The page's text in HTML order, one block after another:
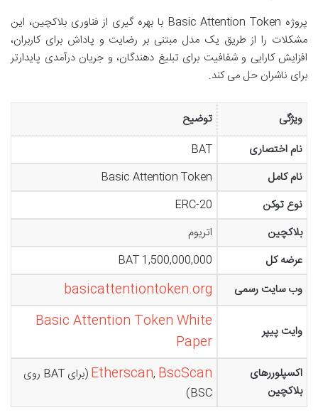
پروژه Basic Attention Token با بهره گیری از فناوری بلاکچین، این
مشکلات را از طریق یک مدل مبتنی بر رضایت و پاداش برای کاربران،
افزایش کارایی و شفافیت برای تبلیغ دهندگان، و جریان درآمدی پایدارتر
برای ناشران حل می کند.
ویژگی
توضیح
نام اختصاری
BAT
نام کامل
Basic Attention Token
نوع توکن
ERC-20
بلاکچین
اتریوم
عرضه کل
1,500,000,000 BAT
وب سایت رسمی
basicattentiontoken.org
وایت پیپر
Basic Attention Token White
Paper
اکسپلوررهای
بلاکچین
Etherscan, BscScan
(برای BAT روی
BSC)